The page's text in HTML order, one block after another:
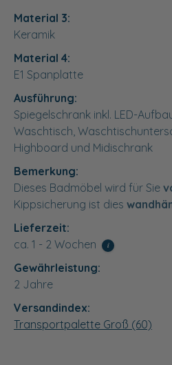
Material 3:
Keramik
Material 4:
E1 Spanplatte
Ausführung:
Spiegelschrank inkl. LED-
Waschtisch,
Highboard und Midischrank
Bemerkung:
Dieses Badmöbel wird für Sie
Kippsicherung ist dies
Lieferzeit:
ca. 1 - 2 Wochen
i
Gewährleistung:
2 Jahre
Versandindex:
Transportpalette Groß (60)